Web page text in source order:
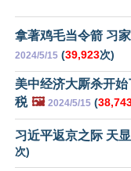
拿著鸡毛当令箭 习
2024/5/15 (39,923次)
美中经济大厮杀开
税 🖼️ 2024/5/15 (
习近平返京之际 天
次)